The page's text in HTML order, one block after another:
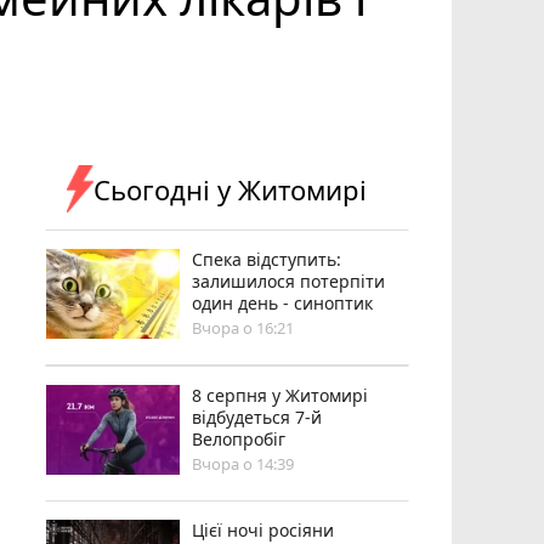
Сьогодні у Житомирі
Спека відступить:
залишилося потерпіти
один день - синоптик
Вчора о 16:21
8 серпня у Житомирі
відбудеться 7-й
Велопробіг
Вчора о 14:39
Цієї ночі росіяни